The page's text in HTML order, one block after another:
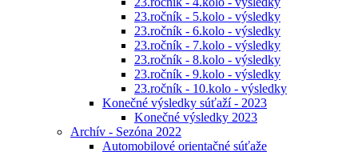
23.ročník - 5.kolo - výsledky
23.ročník - 6.kolo - výsledky
23.ročník - 7.kolo - výsledky
23.ročník - 8.kolo - výsledky
23.ročník - 9.kolo - výsledky
23.ročník - 10.kolo - výsledky
Konečné výsledky súťaží - 2023
Konečné výsledky 2023
Archív - Sezóna 2022
Automobilové orientačné súťaže